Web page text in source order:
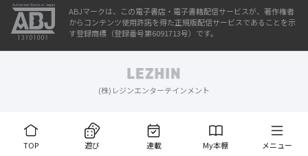
TOP 遊び 連載 My本棚 メニュー
ABJマークは、この電子書店・電子書籍配信サービスが、著作権者
からコンテンツ使用許諾を得た正規版配信サービスであることを示
す登録商標（登録番号第6091713号）です。
(株)レジンエンターテインメント